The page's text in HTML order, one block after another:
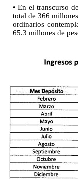
• En el transcurso
total de 366
ordinarios
65.3 millones de